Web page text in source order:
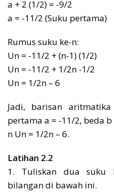
a + 2 (1/2) = -9/2
a = -11/2 (Suku pertama)
Rumus suku ke-n:
Un = -11/2 + (n-1) (1/2)
Un = -11/2 + 1/2n -1/2
Un = 1/2n – 6
Jadi, barisan
pertama a = -11/2, beda
n Un = 1/2n – 6.
Latihan 2.2
1. Tuliskan dua suku
bilangan di bawah ini.